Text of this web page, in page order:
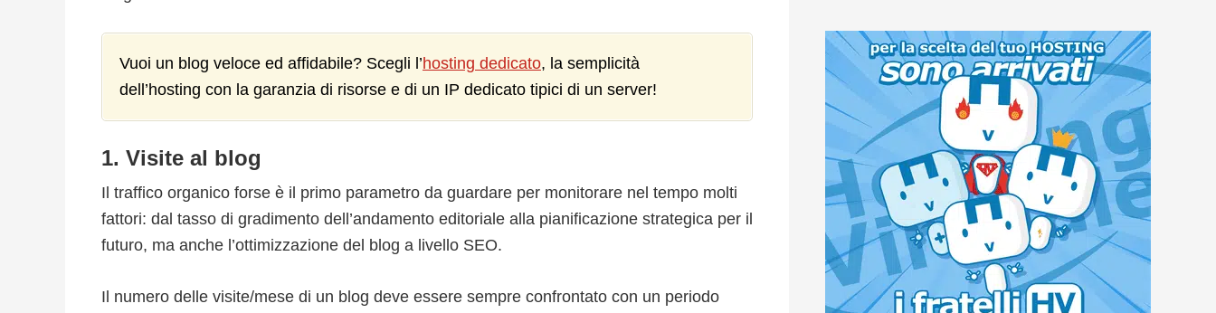
Vuoi un blog veloce ed affidabile? Scegli l’hosting dedicato, la semplicità
dell’hosting con la garanzia di risorse e di un IP dedicato tipici di un server!
1. Visite al blog
Il traffico organico forse è il primo parametro da guardare per monitorare nel tempo molti
fattori: dal tasso di gradimento dell’andamento editoriale alla pianificazione strategica per il
futuro, ma anche l’ottimizzazione del blog a livello SEO.
Il numero delle visite/mese di un blog deve essere sempre confrontato con un periodo